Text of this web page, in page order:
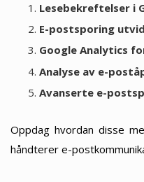
Lesebekreftelser i
E-postsporing
Google Analytics
Analyse av e-
Avanserte e-
Oppdag hvordan disse
håndterer e-